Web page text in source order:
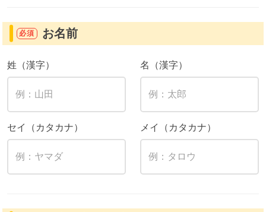
必須 お名前
姓（漢字） 名（漢字）
セイ（カタカナ） メイ（カタカナ）